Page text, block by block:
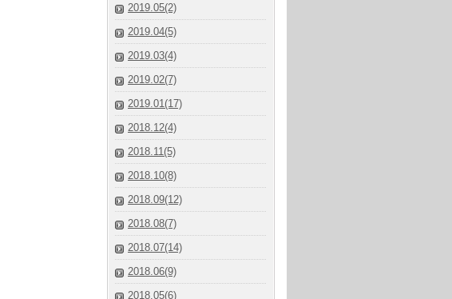
2019.05(2)
2019.04(5)
2019.03(4)
2019.02(7)
2019.01(17)
2018.12(4)
2018.11(5)
2018.10(8)
2018.09(12)
2018.08(7)
2018.07(14)
2018.06(9)
2018.05(6)